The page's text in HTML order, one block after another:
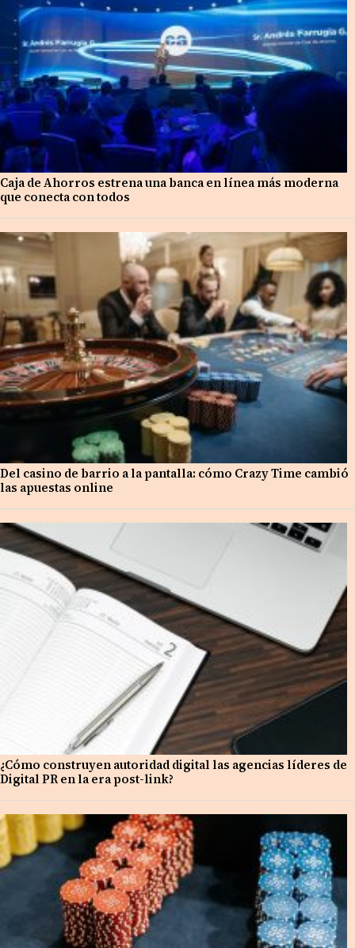
Caja de Ahorros estrena una banca en línea más moderna
que conecta con todos
Del casino de barrio a la pantalla: cómo Crazy Time cambió
las apuestas online
¿Cómo construyen autoridad digital las agencias líderes de
Digital PR en la era post-link?